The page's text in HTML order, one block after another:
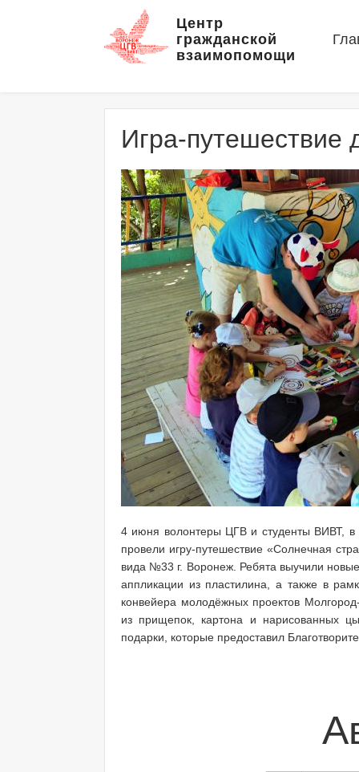
Центр
гражданской
взаимопомощи
Игра-путешествие
4 июня волонтеры ЦГВ и студенты ВИВТ, в
провели игру-путешествие «Солнечная
вида №33 г. Воронеж. Ребята выучили
аппликации из пластилина, а также в
конвейера молодёжных проектов
из прищепок, картона и нарисованных
подарки, которые предоставил